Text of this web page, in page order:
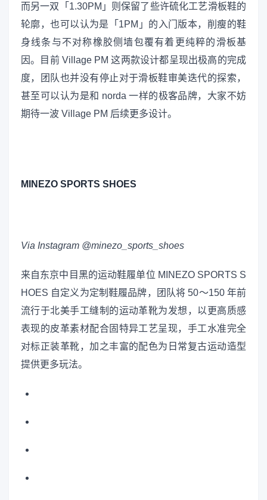
而另一双「1.30PM」则保留了些许硫化工艺滑板鞋的
轮廓，也可以认为是「1PM」的入门版本，削瘦的鞋
身线条与不对称橡胶侧墙包覆有着更纯粹的滑板基
因。目前 Village PM 这两款设计都呈现出极高的完成
度，团队也并没有停止对于滑板鞋审美迭代的探索，
甚至可以认为是和 norda 一样的极客品牌，大家不妨
期待一波 Village PM 后续更多设计。
MINEZO SPORTS SHOES
Via Instagram @minezo_sports_shoes
来自东京中目黑的运动鞋履单位 MINEZO SPORTS S
HOES 自定义为定制鞋履品牌，团队将 50～150 年前
流行于北美手工缝制的运动革靴为发想，以更高质感
表现的皮革素材配合固特异工艺呈现，手工水准完全
对标正装革靴，加之丰富的配色为日常复古运动造型
提供更多玩法。